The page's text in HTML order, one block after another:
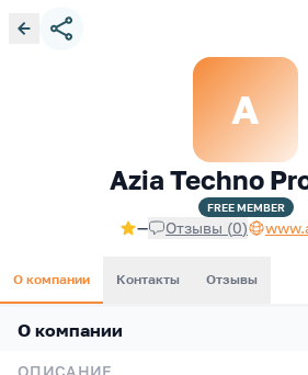
A
Azia Techno
FREEMEMBER
— Отзывы (0)
О компании Контакты Отзывы
О компании
ОПИСАНИЕ